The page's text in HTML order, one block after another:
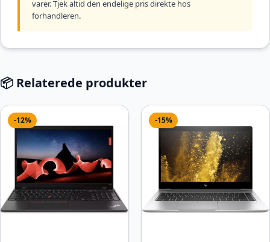
varer. Tjek altid den endelige pris direkte hos
forhandleren.
📦 Relaterede produkter
-12% -15%